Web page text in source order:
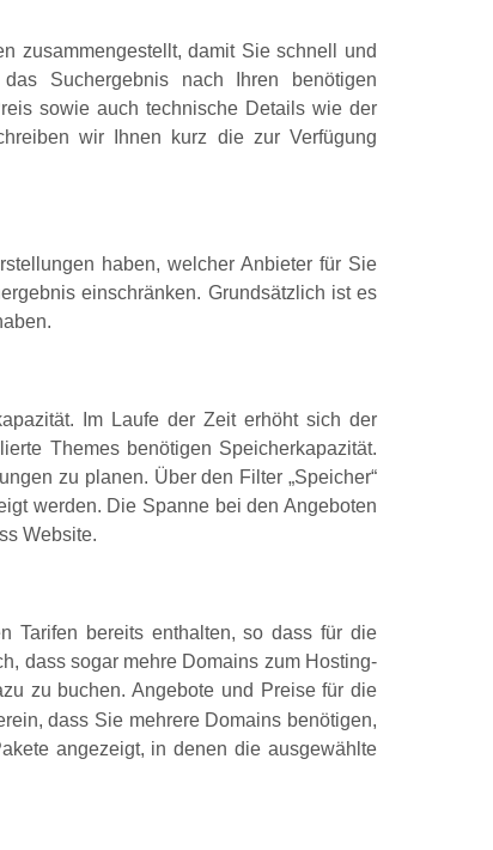
zusammengestellt, damit Sie schnell und
Suchergebnis nach Ihren benötigen
sowie auch technische Details wie der
wir Ihnen kurz die zur Verfügung
haben, welcher Anbieter für Sie
einschränken. Grundsätzlich ist es
Im Laufe der Zeit erhöht sich der
Themes benötigen Speicherkapazität.
zu planen. Über den Filter „Speicher“
werden. Die Spanne bei den Angeboten
Website.
Tarifen bereits enthalten, so dass für die
dass sogar mehre Domains zum Hosting-
zu buchen. Angebote und Preise für die
dass Sie mehrere Domains benötigen,
angezeigt, in denen die ausgewählte